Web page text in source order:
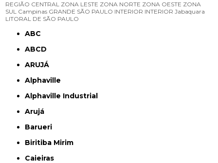
REGIÃO CENTRAL ZONA LESTE ZONA NORTE ZONA OESTE ZONA
SUL Campinas GRANDE SÃO PAULO INTERIOR INTERIOR Jabaquara
LITORAL DE SÃO PAULO
ABC
ABCD
ARUJÁ
Alphaville
Alphaville Industrial
Arujá
Barueri
Biritiba Mirim
Caieiras